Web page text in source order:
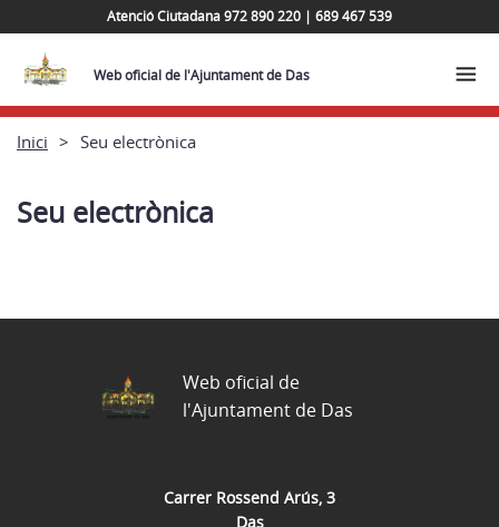
Atenció Ciutadana 972 890 220 | 689 467 539
Web oficial de l'Ajuntament de Das
Inici Seu electrònica
Seu electrònica
Carrer Rossend Arús, 3
Das
Web oficial de
l'Ajuntament de Das